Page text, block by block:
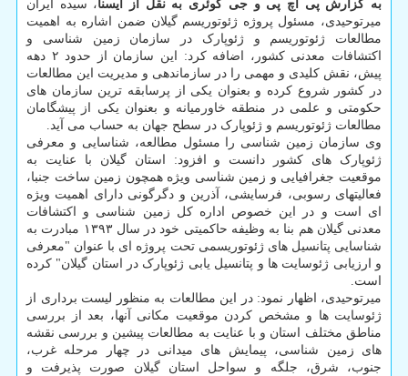
به گزارش پی اچ پی و جی کوئری به نقل از ایسنا، سیده ایران
میرتوحیدی، مسئول پروژه ژئوتوریسم گیلان ضمن اشاره به اهمیت
مطالعات ژئوتوریسم و ژئوپارک در سازمان زمین شناسی و
اکتشافات معدنی کشور، اضافه کرد: این سازمان از حدود ۲ دهه
پیش، نقش کلیدی و مهمی را در سازماندهی و مدیریت این مطالعات
در کشور شروع کرده و بعنوان یکی از پرسابقه ترین سازمان های
حکومتی و علمی در منطقه خاورمیانه و بعنوان یکی از پیشگامان
مطالعات ژئوتوریسم و ژئوپارک در سطح جهان به حساب می آید.
وی سازمان زمین شناسی را مسئول مطالعه، شناسایی و معرفی
ژئوپارک های کشور دانست و افزود: استان گیلان با عنایت به
موقعیت جغرافیایی و زمین شناسی ویژه همچون زمین ساخت جنبا،
فعالیتهای رسوبی، فرسایشی، آذرین و دگرگونی دارای اهمیت ویژه
ای است و در این خصوص اداره کل زمین شناسی و اکتشافات
معدنی گیلان هم بنا به وظیفه حاکمیتی خود در سال ۱۳۹۳ مبادرت به
شناسایی پتانسیل های ژئوتوریسمی تحت پروژه ای با عنوان "معرفی
و ارزیابی ژئوسایت ها و پتانسیل یابی ژئوپارک در استان گیلان" کرده
است.
میرتوحیدی، اظهار نمود: در این مطالعات به منظور لیست ­برداری از
ژئوسایت­ ها و مشخص کردن موقعیت مکانی آنها، بعد از بررسی
مناطق مختلف استان و با عنایت به مطالعات پیشین و بررسی نقشه
های زمین شناسی، پیمایش های میدانی در چهار مرحله غرب،
جنوب، شرق، جلگه و سواحل استان گیلان صورت پذیرفت و